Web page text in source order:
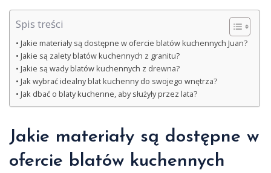
Spis treści
Jakie materiały są dostępne w ofercie blatów kuchennych Juan?
Jakie są zalety blatów kuchennych z granitu?
Jakie są wady blatów kuchennych z drewna?
Jak wybrać idealny blat kuchenny do swojego wnętrza?
Jak dbać o blaty kuchenne, aby służyły przez lata?
Jakie materiały są dostępne w
ofercie blatów kuchennych